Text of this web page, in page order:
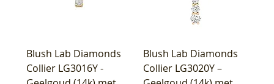
Blush Lab Diamonds
Collier LG3016Y -
Blush Lab Diamonds
Collier LG3020Y –